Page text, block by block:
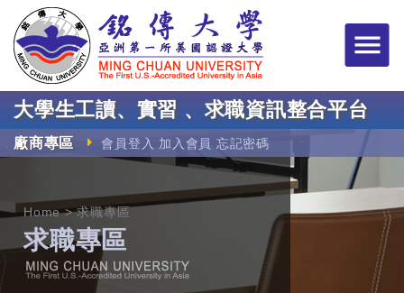
大學生工讀、實習 、求職資訊整合平台
廠商專區 會員登入 加入會員 忘記密碼
Home 求職專區
求職專區